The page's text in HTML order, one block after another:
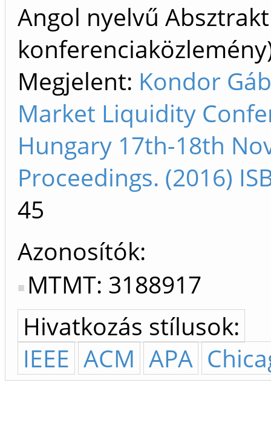
Angol nyelvű
Megjelent: Kondor
Market Liquidity
Hungary 17th-18th
Proceedings. (2016)
45
Azonosítók
MTMT: 3188917
Hivatkozás stílusok:
IEEE ACM APA